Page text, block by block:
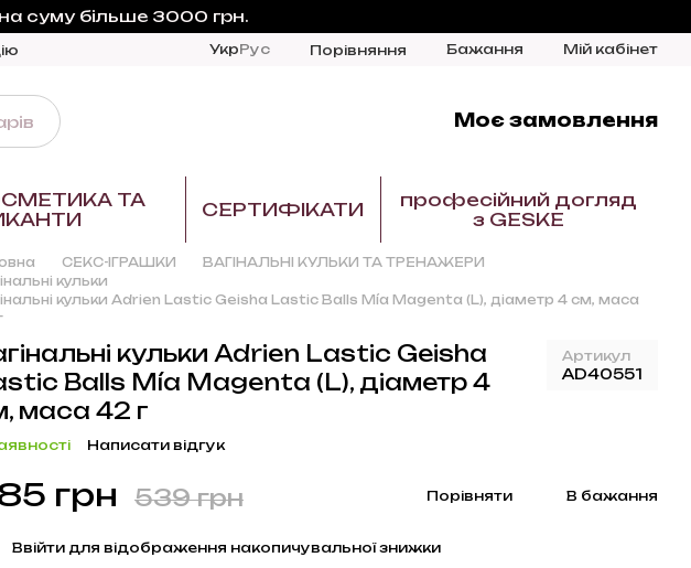
суму більше 3000 грн.
УкрРус Порівняння Бажання Мій кабінет
Моє замовлення
ТА
СЕРТИФІКАТИ
професійний догляд
з GESKE
СЕКС-ІГРАШКИ
ВАГІНАЛЬНІ КУЛЬКИ ТА ТРЕНАЖЕРИ
кульки
кульки Adrien Lastic Geisha Lastic Balls Mía Magenta (L), діаметр 4 см, маса
кульки Adrien Lastic Geisha
Balls Mía Magenta (L), діаметр 4
маса 42 г
Артикул
AD40551
Написати відгук
грн 539 грн Порівняти В бажання
Ввійти для відображення накопичувальної знижки